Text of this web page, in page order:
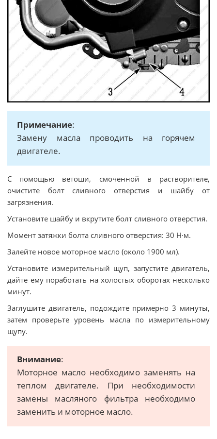
Примечание:
Замену масла проводить на горячем
двигателе.
С помощью ветоши, смоченной в растворителе,
очистите болт сливного отверстия и шайбу от
загрязнения.
Установите шайбу и вкрутите болт сливного отверстия.
Момент затяжки болта сливного отверстия: 30 Н·м.
Залейте новое моторное масло (около 1900 мл).
Установите измерительный щуп, запустите двигатель,
дайте ему поработать на холостых оборотах несколько
минут.
Заглушите двигатель, подождите примерно 3 минуты,
затем проверьте уровень масла по измерительному
щупу.
Внимание:
Моторное масло необходимо заменять на
теплом двигателе. При необходимости
замены масляного фильтра необходимо
заменить и моторное масло.